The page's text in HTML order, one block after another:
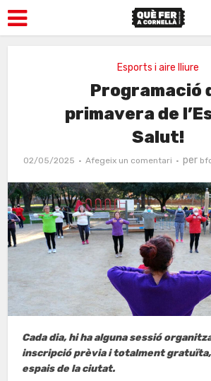
Esports i aire lliure
Programació
primavera de
Salut!
02/05/2025 Afegeix un comentari per
Cada dia, hi ha alguna sessió
inscripció prèvia i totalment
espais de la ciutat.